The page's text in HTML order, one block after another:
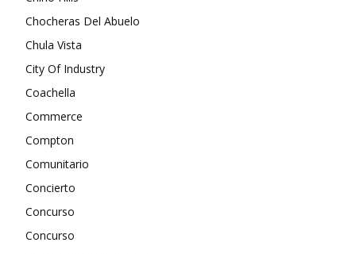
Chocheras Del Abuelo
Chula Vista
City Of Industry
Coachella
Commerce
Compton
Comunitario
Concierto
Concurso
Concurso